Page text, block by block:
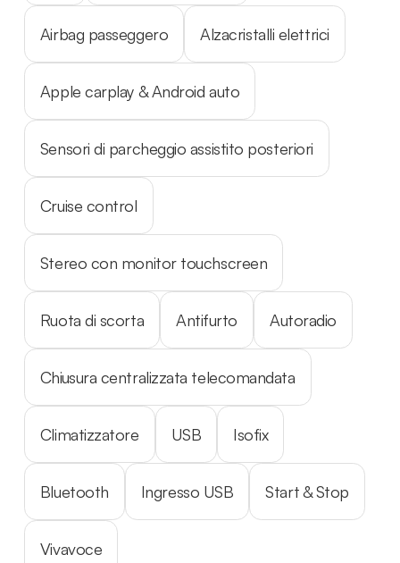
Airbag passeggero Alzacristalli elettrici
Apple carplay & Android auto
Sensori di parcheggio assistito posteriori
Cruise control
Stereo con monitor touchscreen
Ruota di scorta Antifurto Autoradio
Chiusura centralizzata telecomandata
Climatizzatore USB Isofix
Bluetooth Ingresso USB Start & Stop
Vivavoce